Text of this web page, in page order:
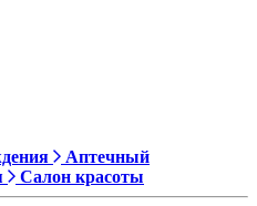
Аптечный
Салон красоты